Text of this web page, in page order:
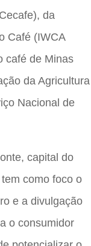
da
Café (IWCA
café de Minas
da Agricultura
Nacional de
capital do
como foco o
e a divulgação
o consumidor